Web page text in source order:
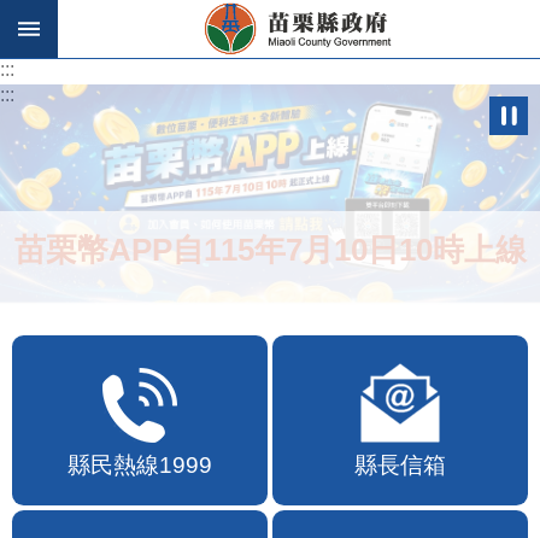
跳到主要內容區塊
:::
:::
苗栗幣APP自115年7月10日10時上線
縣民熱線1999 縣長信箱